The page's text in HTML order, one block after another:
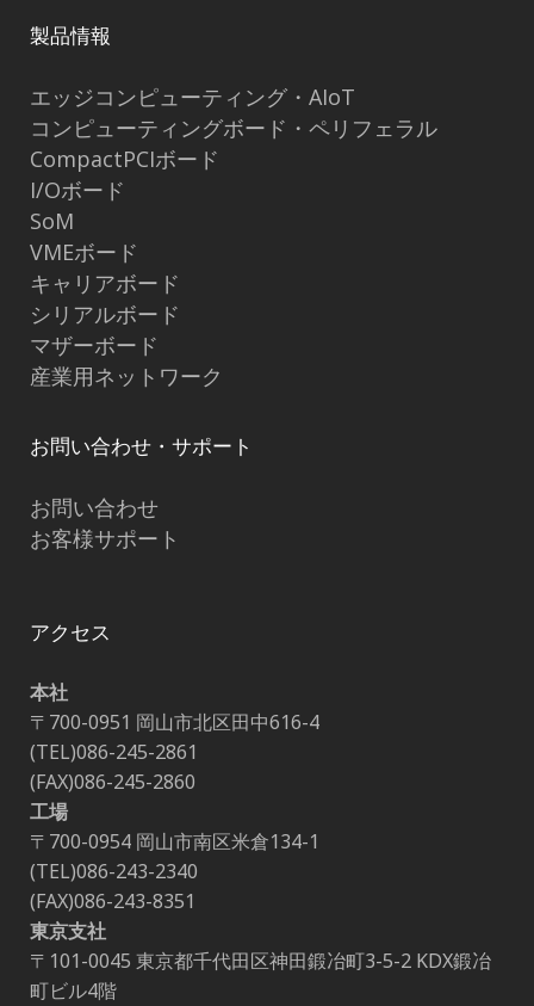
製品情報
エッジコンピューティング・AIoT
コンピューティングボード・ペリフェラル
CompactPCIボード
I/Oボード
SoM
VMEボード
キャリアボード
シリアルボード
マザーボード
産業用ネットワーク
お問い合わせ・サポート
お問い合わせ
お客様サポート
アクセス
本社
〒700-0951 岡山市北区田中616-4
(TEL)086-245-2861
(FAX)086-245-2860
工場
〒700-0954 岡山市南区米倉134-1
(TEL)086-243-2340
(FAX)086-243-8351
東京支社
〒101-0045 東京都千代田区神田鍛冶町3-5-2 KDX鍛冶
町ビル4階